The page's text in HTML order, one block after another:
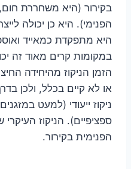
בקירור (היא משחררת
הפנימי). היא כן יכולה
היא מתפקדת כמאייד
במקומות קרים מאוד זה
הזמן הניקוז מהיחידה
או לא קיים בכלל, ולכן
ניקוז ייעודי (למעט
ספציפיים). הניקוז
הפנימית בקירור.